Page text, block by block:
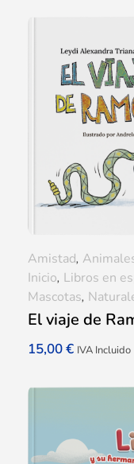
El viaje de
15,00€ IVA Incluido
Amistad,
Inicio, Libros en
Mascotas,